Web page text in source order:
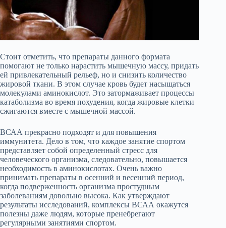
Стоит отметить, что препараты данного формата
помогают не только нарастить мышечную массу, придать
ей привлекательный рельеф, но и снизить количество
жировой ткани. В этом случае кровь будет насыщаться
молекулами аминокислот. Это затормаживает процессы
катаболизма во время похудения, когда жировые клетки
сжигаются вместе с мышечной массой.
ВСАА прекрасно подходят и для повышения
иммунитета. Дело в том, что каждое занятие спортом
представляет собой определенный стресс для
человеческого организма, следовательно, повышается
необходимость в аминокислотах. Очень важно
принимать препараты в осенний и весенний период,
когда подверженность организма простудным
заболеваниям довольно высока. Как утверждают
результаты исследований, комплексы ВСАА окажутся
полезны даже людям, которые пренебрегают
регулярными занятиями спортом.